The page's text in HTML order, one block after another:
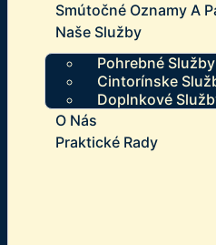
Smútočné Oznamy A
Naše Služby
Pohrebné Služby
Cintorínske
Doplnkové
O Nás
Praktické Rady